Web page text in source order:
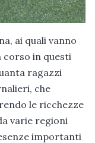
ai quali vanno
corso in questi
ragazzi
che
le ricchezze
varie regioni
importanti